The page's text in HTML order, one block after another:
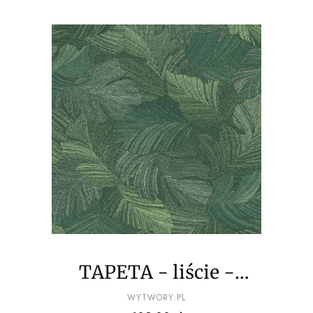
TAPETA - liście -
odcienie zielonego
PRODUCENT
WYTWORY.PL